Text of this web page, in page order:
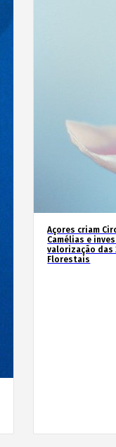
Açores criam
Camélias e
valorização das
Florestais